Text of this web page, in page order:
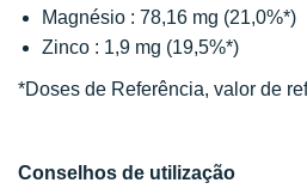
Magnésio : 78,16 mg (21,0%*)
Zinco : 1,9 mg (19,5%*)
*Doses de Referência, valor de
Conselhos de utilização